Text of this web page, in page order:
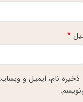
*
ذخیره نام، ایمیل و